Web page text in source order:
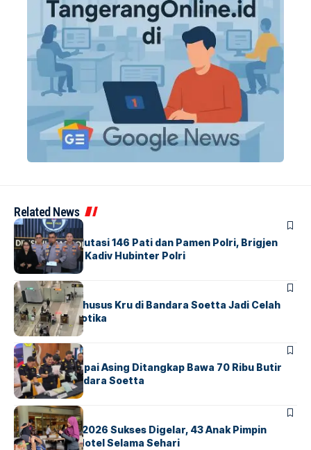
Related News
BERITA
Mabes Polri Mutasi 146 Pati dan Pamen Polri, Brigjen
Untung Jabat Kadiv Hubinter Polri
BANDARABERITA
Ketika Jalur Khusus Kru di Bandara Soetta Jadi Celah
Sindikat Narkotika
BANDARA BERITA
Kopilot Maskapai Asing Ditangkap Bawa 70 Ribu Butir
Ekstasi di Bandara Soetta
BERITAINDEX
GM For A Day 2026 Sukses Digelar, 43 Anak Pimpin
Operasional Hotel Selama Sehari